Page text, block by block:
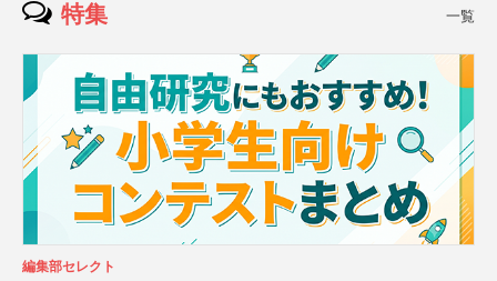
特集 一覧
編集部セレクト